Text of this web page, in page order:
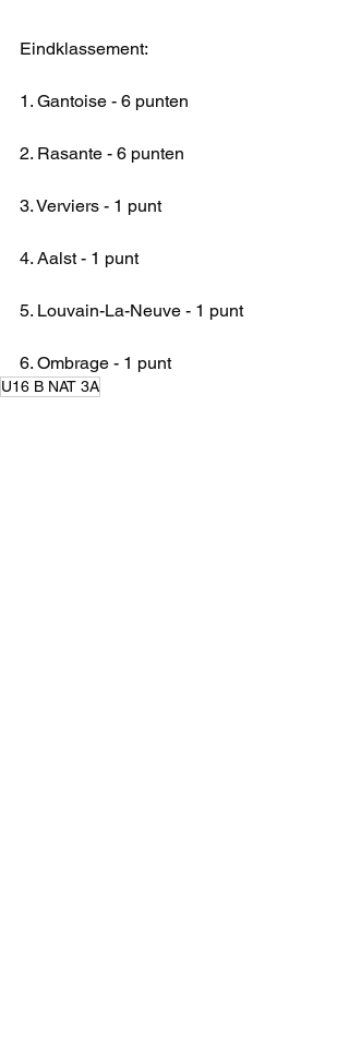
Eindklassement:
1. Gantoise - 6 punten
2. Rasante - 6 punten
3. Verviers - 1 punt
4. Aalst - 1 punt
5. Louvain-La-Neuve - 1 punt
6. Ombrage - 1 punt
U16 B NAT 3A